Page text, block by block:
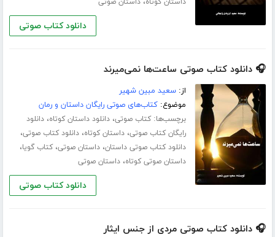
داستان کوتاه داستان صوتی
دانلود کتاب صوتی
🎧 دانلود کتاب صوتی ساعت‌ها نمی‌میرند
از:سعید مبین شهیر
موضوع:کتاب‌های صوتی رایگان داستان و رمان
برچسب‌ها:کتاب صوتی،دانلود داستان کوتاه،دانلود
رایگان کتاب صوتی،داستان کوتاه،دانلود کتاب صوتی،
دانلود کتاب صوتی داستان،داستان صوتی،کتاب گویا،
داستان صوتی کوتاه،داستان صوتی
دانلود کتاب صوتی
🎧 دانلود کتاب صوتی مردی از جنس ایثار